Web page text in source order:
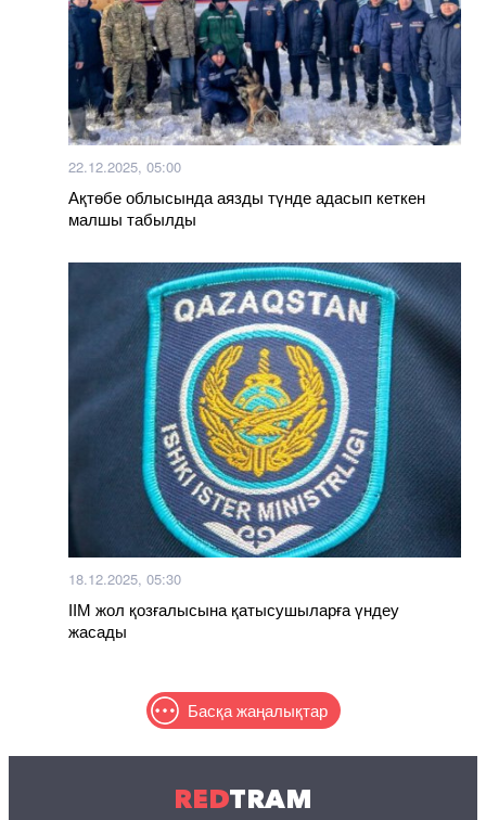
22.12.2025, 05:00
Ақтөбе облысында аязды түнде адасып кеткен
малшы табылды
18.12.2025, 05:30
ІІМ жол қозғалысына қатысушыларға үндеу
жасады
Басқа жаңалықтар
REDTRAM